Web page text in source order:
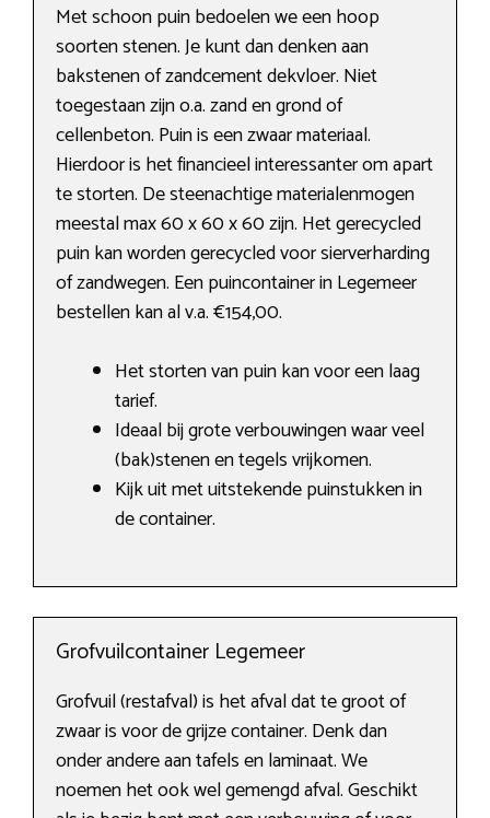
Met schoon puin bedoelen we een hoop
soorten stenen. Je kunt dan denken aan
bakstenen of zandcement dekvloer. Niet
toegestaan zijn o.a. zand en grond of
cellenbeton. Puin is een zwaar materiaal.
Hierdoor is het financieel interessanter om apart
te storten. De steenachtige materialenmogen
meestal max 60 x 60 x 60 zijn. Het gerecycled
puin kan worden gerecycled voor sierverharding
of zandwegen. Een puincontainer in Legemeer
bestellen kan al v.a. €154,00.
Het storten van puin kan voor een laag
tarief.
Ideaal bij grote verbouwingen waar veel
(bak)stenen en tegels vrijkomen.
Kijk uit met uitstekende puinstukken in
de container.
Grofvuilcontainer Legemeer
Grofvuil (restafval) is het afval dat te groot of
zwaar is voor de grijze container. Denk dan
onder andere aan tafels en laminaat. We
noemen het ook wel gemengd afval. Geschikt